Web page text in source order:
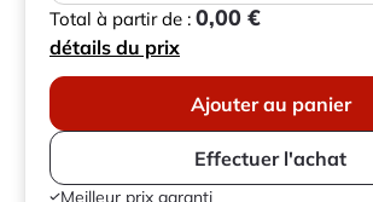
Total à partir de : 0,00 €
détails du prix
Ajouter au panier
Effectuer l'achat
Meilleur prix garanti